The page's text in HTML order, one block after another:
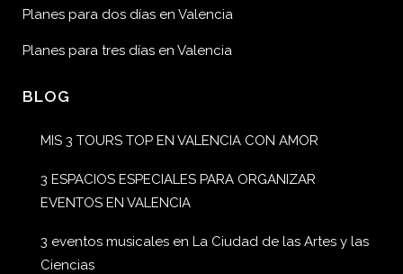
Planes para dos días en Valencia
Planes para tres días en Valencia
BLOG
MIS 3 TOURS TOP EN VALENCIA CON AMOR
3 ESPACIOS ESPECIALES PARA ORGANIZAR
EVENTOS EN VALENCIA
3 eventos musicales en La Ciudad de las Artes y las
Ciencias